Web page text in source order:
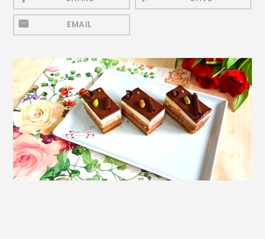
Băuturi
Băuturi reci
Cocktail-uri
Smoothies
Ceva Dulce
Biscuiți, Bomboane și
Fursecuri
EMAIL